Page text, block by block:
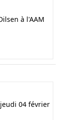
à l'AAM
04 février